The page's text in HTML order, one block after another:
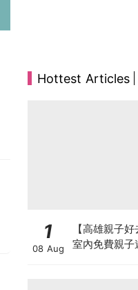
Hottest Articles
1
08 Aug
【高雄親子
室內免費親子